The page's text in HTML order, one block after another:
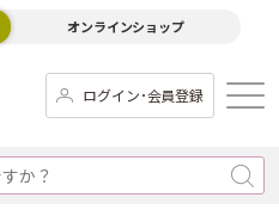
オンラインショップ
ログイン･会員登録